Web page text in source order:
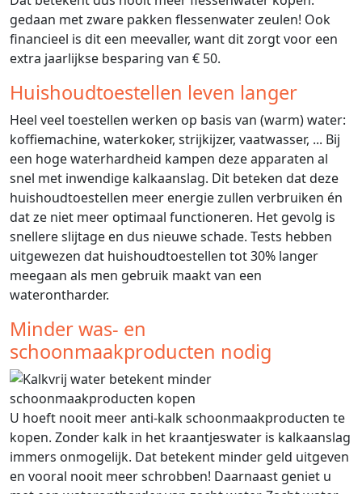
gedaan met zware pakken flessenwater zeulen! Ook
financieel is dit een meevaller, want dit zorgt voor een
extra jaarlijkse besparing van € 50.
Huishoudtoestellen leven langer
Heel veel toestellen werken op basis van (warm) water:
koffiemachine, waterkoker, strijkijzer, vaatwasser, ... Bij
een hoge waterhardheid kampen deze apparaten al
snel met inwendige kalkaanslag. Dit beteken dat deze
huishoudtoestellen meer energie zullen verbruiken én
dat ze niet meer optimaal functioneren. Het gevolg is
snellere slijtage en dus nieuwe schade. Tests hebben
uitgewezen dat huishoudtoestellen tot 30% langer
meegaan als men gebruik maakt van een
waterontharder.
Minder was- en
schoonmaakproducten nodig
U hoeft nooit meer anti-kalk schoonmaakproducten te
kopen. Zonder kalk in het kraantjeswater is kalkaanslag
immers onmogelijk. Dat betekent minder geld uitgeven
en vooral nooit meer schrobben! Daarnaast geniet u